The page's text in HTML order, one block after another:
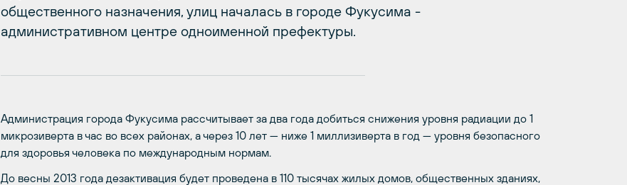
общественного назначения, улиц началась в городе Фукусима -
административном центре одноименной префектуры.
Администрация города Фукусима рассчитывает за два года добиться снижения уровня радиации до 1
микрозиверта в час во всех районах, а через 10 лет — ниже 1 миллизиверта в год — уровня безопасного
для здоровья человека по международным нормам.
До весны 2013 года дезактивация будет проведена в 110 тысячах жилых домов, общественных зданиях,